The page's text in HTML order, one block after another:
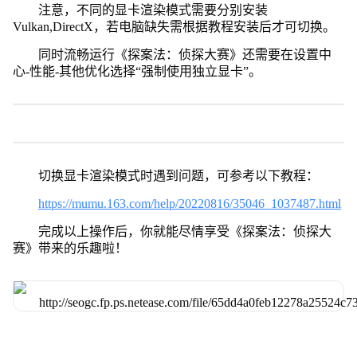
注意，不同的显卡渲染模式需要分别安装
Vulkan,DirectX，若电脑缺失需根据教程安装后才可切换。
同时流畅运行《探案法：侦探大赛》还需要在设置中
心-性能-其他优化选择“强制使用独立显卡”。
切换显卡渲染模式时遇到问题，可参考以下教程：
https://mumu.163.com/help/20220816/35046_1037487.html
完成以上操作后，你就能尽情享受《探案法：侦探大
赛》带来的乐趣啦！